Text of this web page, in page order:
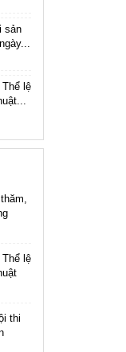
sản
Thể lệ
lao
Thể lệ
XI,
thi